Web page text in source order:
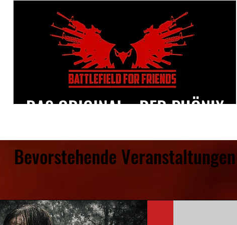
DAS ORIGINAL - DER PHÖNIX
Bevorstehende Veranstaltungen